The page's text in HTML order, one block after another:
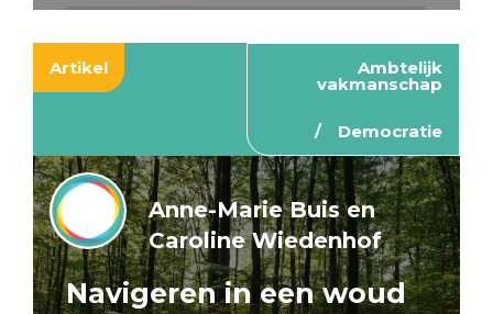
Artikel Ambtelijk
vakmanschap
Democratie
Anne-Marie Buis en
Caroline Wiedenhof
Navigeren in een woud